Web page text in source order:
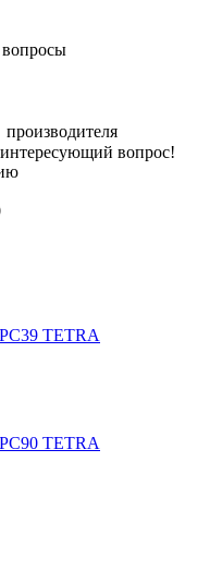
вопрос!
TETRA
TETRA